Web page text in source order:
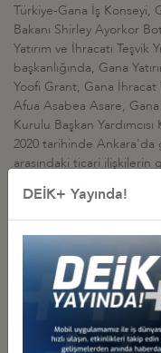
Türkiye-Gana İş Konseyi,
Bakanı Shirley Ayorkor
Yatırım ve İhracatı Teşvik
başkanlığında, Gana
Yoofi Grant, Gana İhracat
Afua Asabea Asare,
Kurulu Başkan
2020 tarihinde Ankara'da
arasındaki ticari ilişkilerin
İş Konseyi ile
TÜRKİYE-GANA İŞ
GÖRÜŞMELERİ
DEİK+ Yayında!